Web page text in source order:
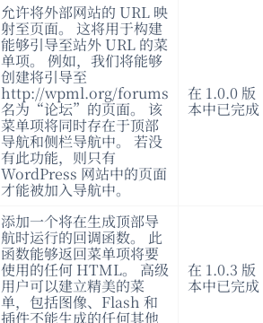
允许将外部网站的 URL 映
射至页面。 这将用于构建
能够引导至站外 URL 的菜
单项。 例如，我们将能够
创建将引导至
http://wpml.org/forums
名为“论坛”的页面。 该
菜单项将同时存在于顶部
导航和侧栏导航中。 若没
有此功能，则只有
WordPress 网站中的页面
才能被加入导航中。
在 1.0.0 版
本中已完成
添加一个将在生成顶部导
航时运行的回调函数。 此
函数能够返回菜单项将要
使用的任何 HTML。 高级
用户可以建立精美的菜
单，包括图像、Flash 和
插件不能生成的任何其他
在 1.0.3 版
本中已完成